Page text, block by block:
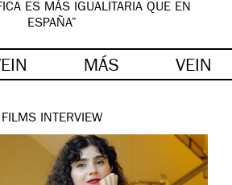
ES MÁS IGUALITARIA QUE EN
ESPAÑA”
MÁS VEIN
FILMS INTERVIEW